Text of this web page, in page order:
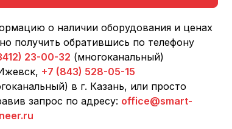
о наличии оборудования и ценах
получить обратившись по телефону
23-00-32 (многоканальный)
+7 (843) 528-05-15
в г. Казань, или просто
запрос по адресу: office@smart-